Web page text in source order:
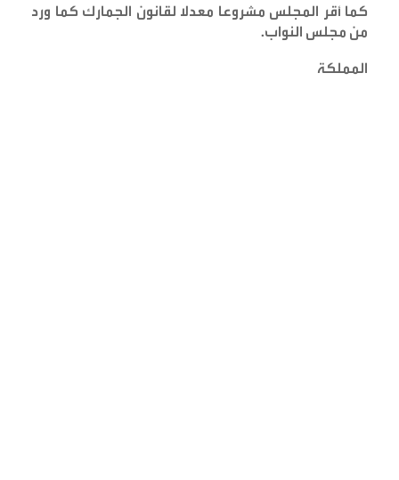
كما أقر المجلس مشروعا معدلا لقانون الجمارك كما ورد
من مجلس النواب.
المملكة